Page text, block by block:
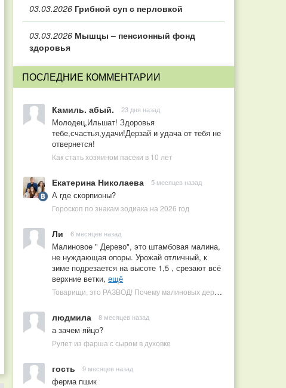
03.03.2026 Грибной суп с перловкой
03.03.2026 Мышцы – пенсионный фонд
здоровья
ПОСЛЕДНИЕ КОММЕНТАРИИ
Камиль. абый. 23 дня назад
Молодец,Ильшат! Здоровья
тебе,счастья,удачи!Дерзай и удача от тебя не
отвернется!
Как стать хозяином пасеки в 10 лет
Екатерина Николаева 5 месяцев назад
А где скорпионы?
Гороскоп по знакам зодиака на 2026 год
Ли 6 месяцев назад
Малиновое " Дерево", это штамбовая малина,
не нуждающая опоры. Урожай отличный, к
зиме подрезается на высоте 1,5 , срезают всё
верхние ветки, ещё
Товарищи, это РАЗВОД! Почему малиновых деревьев не бывает, или Как ушлые продавцы наживаются на мечтах садоводов
людмила 8 месяцев назад
а зачем яйцо?
Рулет из фарша с сыром в духовке
гость 9 месяцев назад
ферма пшик